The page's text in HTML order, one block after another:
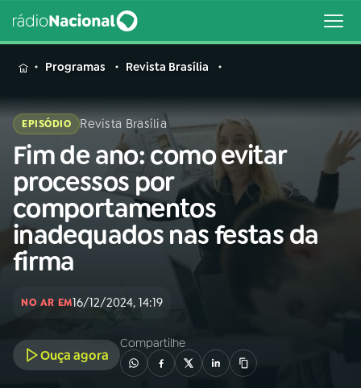
MENU
Buscar
na
Rádio
Nacional
Buscar
AO VIVO
A RÁDIO
Programas Revista Brasília
EPISÓDIO Revista Brasília
Fim de ano: como evitar
processos por
comportamentos
inadequados nas festas da
firma
NO AR EM16/12/2024, 14:19
Ouça agora
Compartilhe